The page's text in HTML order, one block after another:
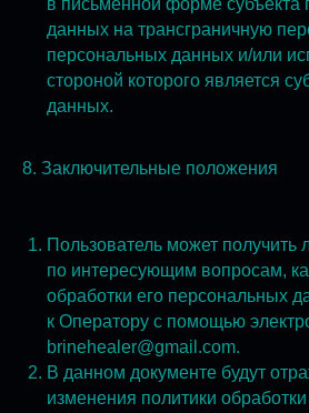
в письменной форме субъекта
данных на трансграничную
персональных данных и/или
стороной которого является
данных.
8. Заключительные положения
Пользователь может
по интересующим вопросам,
обработки его персональных
к Оператору с помощью
brinehealer@gmail.com.
В данном документе будут
изменения политики